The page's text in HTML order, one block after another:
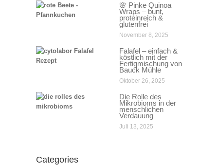
🌸 Pinke Quinoa
Wraps – bunt,
proteinreich &
glutenfrei
November 8, 2025
Falafel – einfach &
köstlich mit der
Fertigmischung von
Bauck Mühle
Oktober 26, 2025
Die Rolle des
Mikrobioms in der
menschlichen
Verdauung
Juli 13, 2025
Categories